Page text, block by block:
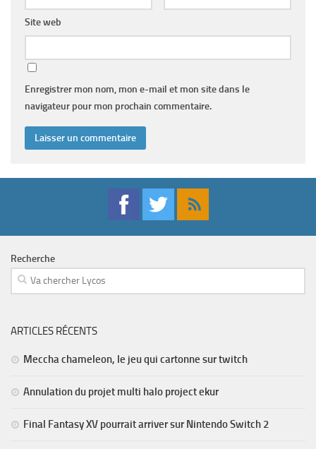
Site web
Enregistrer mon nom, mon e-mail et mon site dans le
navigateur pour mon prochain commentaire.
Recherche
ARTICLES RÉCENTS
Meccha chameleon, le jeu qui cartonne sur twitch
Annulation du projet multi halo project ekur
Final Fantasy XV pourrait arriver sur Nintendo Switch 2